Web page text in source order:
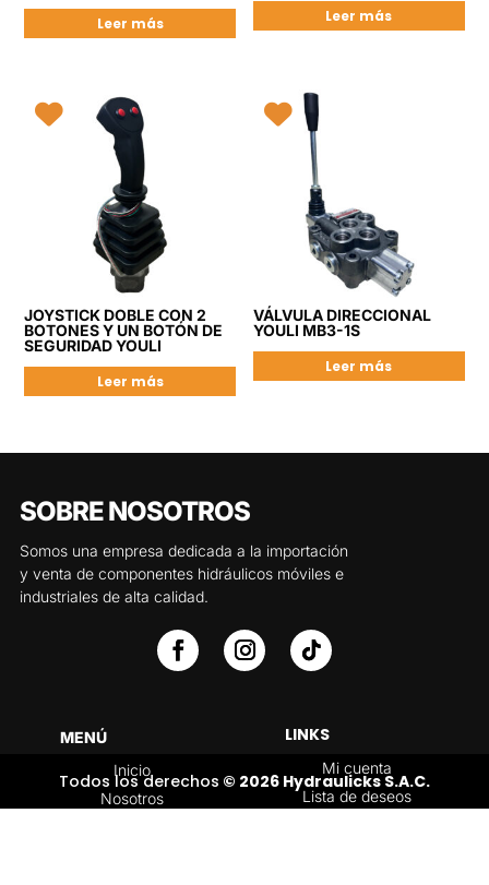
Leer más
Leer más
JOYSTICK DOBLE CON 2
BOTONES Y UN BOTÓN DE
SEGURIDAD YOULI
Leer más
VÁLVULA DIRECCIONAL
YOULI MB3-1S
Leer más
SOBRE NOSOTROS
Somos una empresa dedicada a la importación
y venta de componentes hidráulicos móviles e
industriales de alta calidad.
MENÚ
Inicio
Nosotros
LINKS
Mi cuenta
Lista de deseos
Todos los derechos © 2026 Hydraulicks S.A.C.